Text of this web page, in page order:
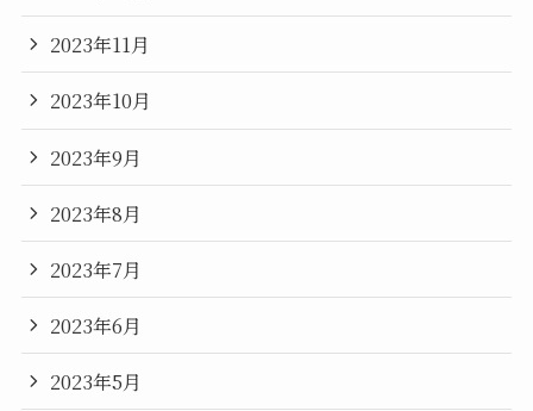
2023年11月
2023年10月
2023年9月
2023年8月
2023年7月
2023年6月
2023年5月